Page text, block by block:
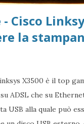
Cisco
la
X3500 è il top
ADSL che su
USB alla quale può